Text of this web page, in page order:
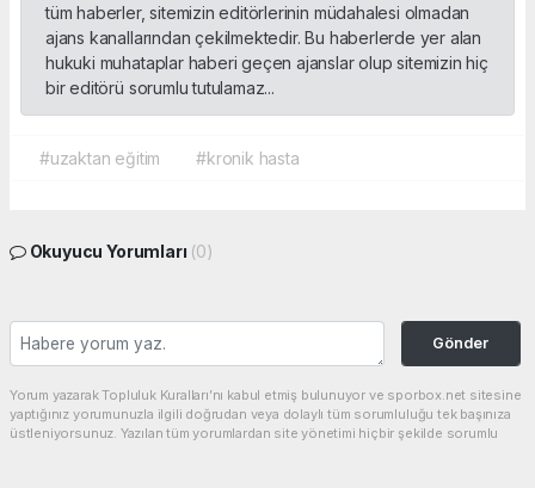
tüm haberler, sitemizin editörlerinin müdahalesi olmadan
ajans kanallarından çekilmektedir. Bu haberlerde yer alan
hukuki muhataplar haberi geçen ajanslar olup sitemizin hiç
bir editörü sorumlu tutulamaz...
#uzaktan eğitim #kronik hasta
Okuyucu Yorumları (0)
Gönder
Yorum yazarak Topluluk Kuralları’nı kabul etmiş bulunuyor ve sporbox.net sitesine
yaptığınız yorumunuzla ilgili doğrudan veya dolaylı tüm sorumluluğu tek başınıza
üstleniyorsunuz. Yazılan tüm yorumlardan site yönetimi hiçbir şekilde sorumlu